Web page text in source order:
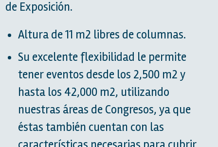
de Exposición.
Altura de 11 m2 libres de columnas.
Su excelente flexibilidad le permite
tener eventos desde los 2,500 m2 y
hasta los 42,000 m2, utilizando
nuestras áreas de Congresos, ya que
éstas también cuentan con las